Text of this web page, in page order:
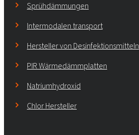
Sprühdämmungen
Intermodalen transport
Hersteller von Desinfektionsmitteln
PIR Wärmedämmplatten
Natriumhydroxid
Chlor Hersteller